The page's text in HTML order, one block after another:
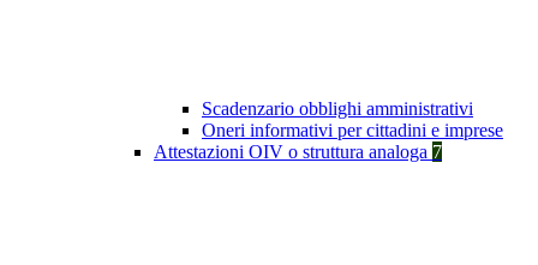
Scadenzario obblighi amministrativi
Oneri informativi per cittadini e imprese
Attestazioni OIV o struttura analoga 7